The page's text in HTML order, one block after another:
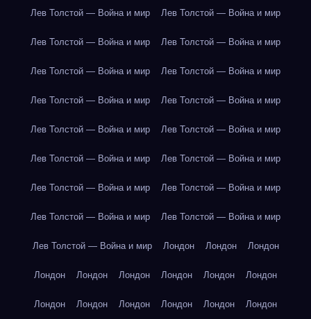
Лев Толстой — Война и мир Лев Толстой — Война и мир
Лев Толстой — Война и мир Лев Толстой — Война и мир
Лев Толстой — Война и мир Лев Толстой — Война и мир
Лев Толстой — Война и мир Лев Толстой — Война и мир
Лев Толстой — Война и мир Лев Толстой — Война и мир
Лев Толстой — Война и мир Лев Толстой — Война и мир
Лев Толстой — Война и мир Лев Толстой — Война и мир
Лев Толстой — Война и мир Лев Толстой — Война и мир
Лев Толстой — Война и мир Лондон Лондон Лондон
Лондон Лондон Лондон Лондон Лондон Лондон
Лондон Лондон Лондон Лондон Лондон Лондон